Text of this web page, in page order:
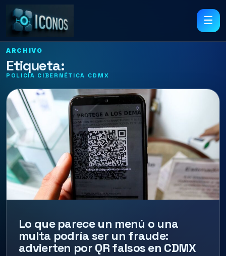
☰
ARCHIVO
Etiqueta:
POLICÍA CIBERNÉTICA CDMX
Lo que parece un menú o una
multa podría ser un fraude:
advierten por QR falsos en CDMX